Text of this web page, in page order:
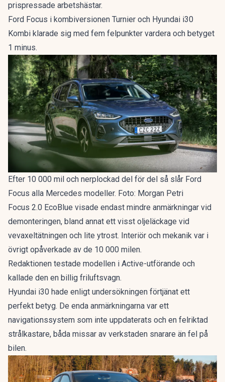
prispressade arbetshästar.
Ford Focus i kombiversionen Turnier och Hyundai i30
Kombi klarade sig med fem felpunkter vardera och betyget
1 minus.
Efter 10 000 mil och nerplockad del för del så slår Ford
Focus alla Mercedes modeller. Foto: Morgan Petri
Focus 2.0 EcoBlue visade endast mindre anmärkningar vid
demonteringen, bland annat ett visst oljeläckage vid
vevaxeltätningen och lite ytrost. Interiör och mekanik var i
övrigt opåverkade av de 10 000 milen.
Redaktionen testade modellen i Active-utförande och
kallade den en billig friluftsvagn.
Hyundai i30 hade enligt undersökningen förtjänat ett
perfekt betyg. De enda anmärkningarna var ett
navigationssystem som inte uppdaterats och en felriktad
strålkastare, båda missar av verkstaden snarare än fel på
bilen.